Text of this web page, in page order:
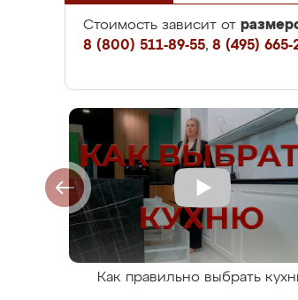
Стоимость зависит от
8 (800) 511-89-55, 8 (495) 665-
Как правильно выбрать